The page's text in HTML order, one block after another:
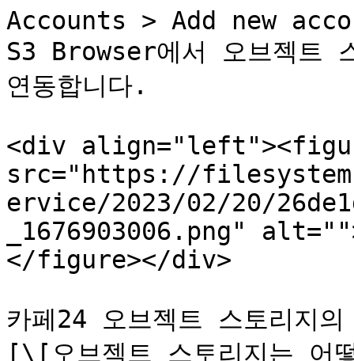
Accounts > Add new
S3 Browser에서 오브젝트
연동합니다.
<div
src="https://
ervice/2023/02/20/
_1676903006.png"
</figure></div>
카페24 오브젝트 스토리지
[\[오브젝트 스토리지는 어